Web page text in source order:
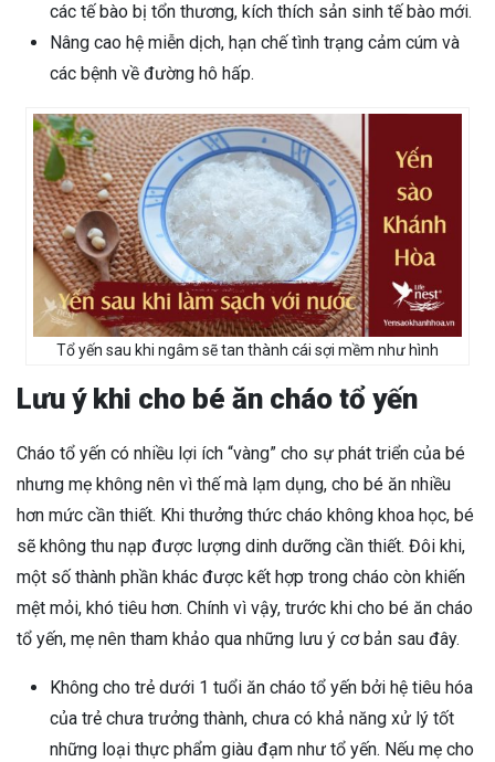
các tế bào bị tổn thương, kích thích sản sinh tế bào mới.
Nâng cao hệ miễn dịch, hạn chế tình trạng cảm cúm và
các bệnh về đường hô hấp.
Tổ yến sau khi ngâm sẽ tan thành cái sợi mềm như hình
Lưu ý khi cho bé ăn cháo tổ yến
Cháo tổ yến có nhiều lợi ích “vàng” cho sự phát triển của bé
nhưng mẹ không nên vì thế mà lạm dụng, cho bé ăn nhiều
hơn mức cần thiết. Khi thưởng thức cháo không khoa học, bé
sẽ không thu nạp được lượng dinh dưỡng cần thiết. Đôi khi,
một số thành phần khác được kết hợp trong cháo còn khiến
mệt mỏi, khó tiêu hơn. Chính vì vậy, trước khi cho bé ăn cháo
tổ yến, mẹ nên tham khảo qua những lưu ý cơ bản sau đây.
Không cho trẻ dưới 1 tuổi ăn cháo tổ yến bởi hệ tiêu hóa
của trẻ chưa trưởng thành, chưa có khả năng xử lý tốt
những loại thực phẩm giàu đạm như tổ yến. Nếu mẹ cho